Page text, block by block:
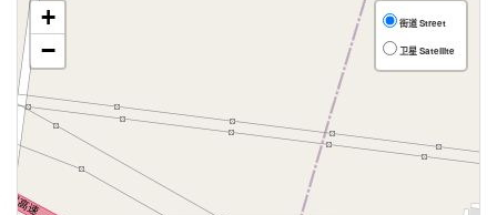
+
−
街道 Street
卫星 Satellite